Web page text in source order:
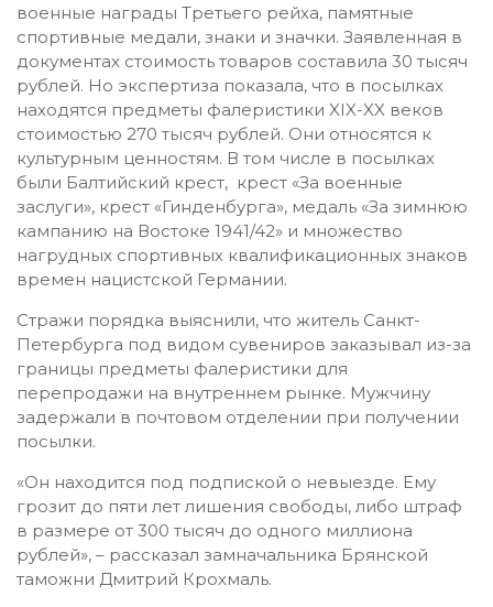
военные награды Третьего рейха, памятные
спортивные медали, знаки и значки. Заявленная в
документах стоимость товаров составила 30 тысяч
рублей. Но экспертиза показала, что в посылках
находятся предметы фалеристики XIX-XX веков
стоимостью 270 тысяч рублей. Они относятся к
культурным ценностям. В том числе в посылках
были Балтийский крест, крест «За военные
заслуги», крест «Гинденбурга», медаль «За зимнюю
кампанию на Востоке 1941/42» и множество
нагрудных спортивных квалификационных знаков
времен нацистской Германии.
Стражи порядка выяснили, что житель Санкт-
Петербурга под видом сувениров заказывал из-за
границы предметы фалеристики для
перепродажи на внутреннем рынке. Мужчину
задержали в почтовом отделении при получении
посылки.
«Он находится под подпиской о невыезде. Ему
грозит до пяти лет лишения свободы, либо штраф
в размере от 300 тысяч до одного миллиона
рублей», – рассказал замначальника Брянской
таможни Дмитрий Крохмаль.